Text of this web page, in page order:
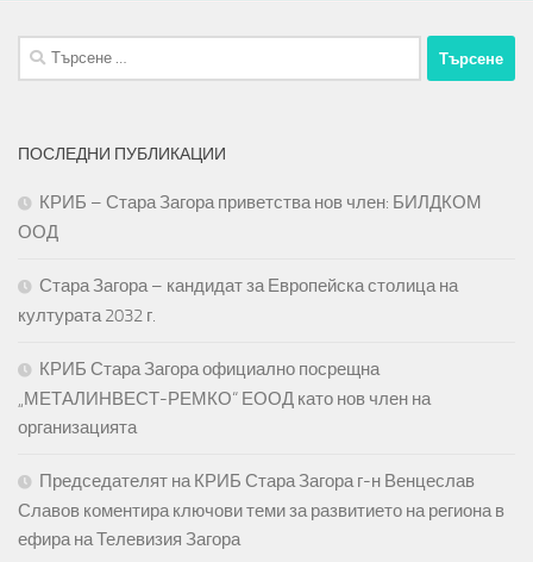
Търсене
за:
ПОСЛЕДНИ ПУБЛИКАЦИИ
КРИБ – Стара Загора приветства нов член: БИЛДКОМ
ООД
Стара Загора – кандидат за Европейска столица на
културата 2032 г.
КРИБ Стара Загора официално посрещна
„МЕТАЛИНВЕСТ-РЕМКО“ ЕООД като нов член на
организацията
Председателят на КРИБ Стара Загора г-н Венцеслав
Славов коментира ключови теми за развитието на региона в
ефира на Телевизия Загора